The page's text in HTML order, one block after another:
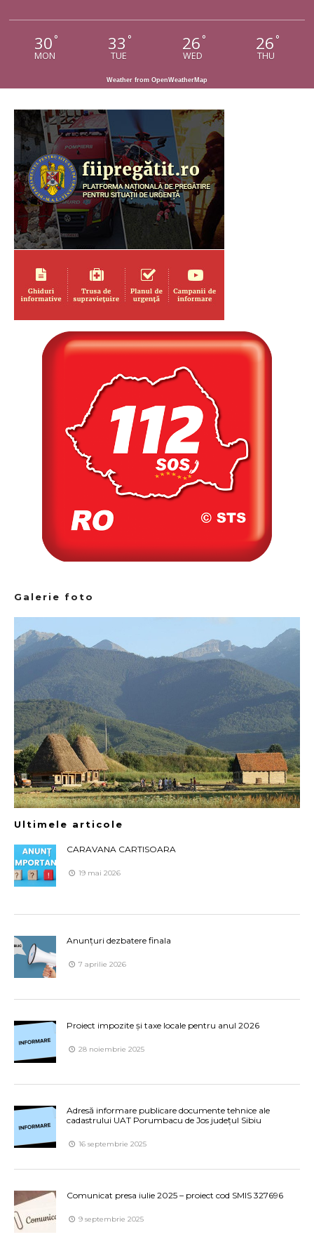
30 °
MON
33 °
TUE
26 °
WED
26 °
THU
Weather from OpenWeatherMap
Galerie foto
Ultimele articole
CARAVANA CARTISOARA
19 mai 2026
Anunțuri dezbatere finala
7 aprilie 2026
Proiect impozite și taxe locale pentru anul 2026
28 noiembrie 2025
Adresă informare publicare documente tehnice ale
cadastrului UAT Porumbacu de Jos județul Sibiu
16 septembrie 2025
Comunicat presa iulie 2025 – proiect cod SMIS 327696
9 septembrie 2025